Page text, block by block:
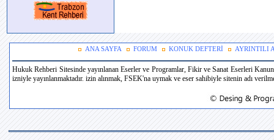
ANA SAYFA FORUM KONUK DEFTERİ AYRINTILI
Hukuk Rehberi Sitesinde yayınlanan Eserler ve Programlar, Fikir ve Sanat Eserleri
izniyle yayınlanmaktadır. izin alınmak, FSEK'na uymak ve eser sahibiyle sitenin adı